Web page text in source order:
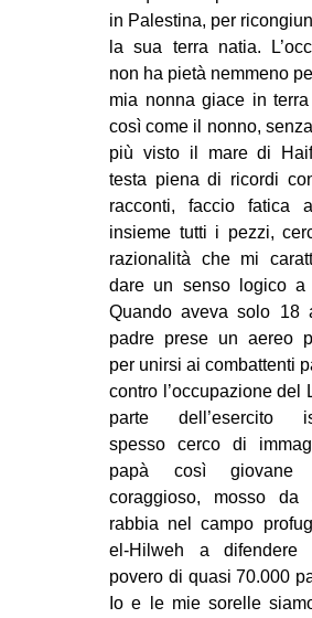
in Palestina, per
la sua terra natia.
non ha pietà nemmeno
mia nonna giace in terra
così come il nonno,
più visto il mare di
testa piena di ricordi
racconti, faccio fatica
insieme tutti i pezzi,
razionalità che mi
dare un senso logico a
Quando aveva solo 18
padre prese un aereo
per unirsi ai combattenti
contro l’occupazione del
parte dell’esercito
spesso cerco di
papà così
coraggioso, mosso da
rabbia nel campo
el-Hilweh a difendere
povero di quasi 70.000
Io e le mie sorelle